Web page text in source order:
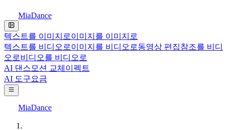
MiaDance
텍스트를 이미지로이미지를 이미지로
텍스트를 비디오로이미지를 비디오로동영상 편집참조를 비디
오로비디오를 비디오로
AI 댄스 모션 교체 이펙트
AI 도구요금
MiaDance